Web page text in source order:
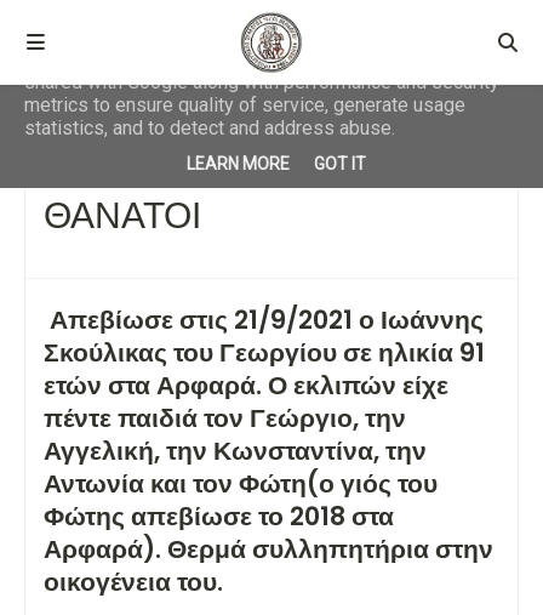
ΘΑΝΑΤΟΙ
Απεβίωσε στις 21/9/2021 ο Ιωάννης
Σκούλικας του Γεωργίου σε ηλικία 91
ετών στα Αρφαρά. Ο εκλιπών είχε
πέντε παιδιά τον Γεώργιο, την
Αγγελική, την Κωνσταντίνα, την
Αντωνία και τον Φώτη(ο γιός του
Φώτης απεβίωσε το 2018 στα
Αρφαρά). Θερμά συλληπητήρια στην
οικογένεια του.
This site uses cookies from Google to deliver its services
and to analyze traffic. Your IP address and user-agent are
shared with Google along with performance and security
metrics to ensure quality of service, generate usage
statistics, and to detect and address abuse.
LEARN MORE GOT IT